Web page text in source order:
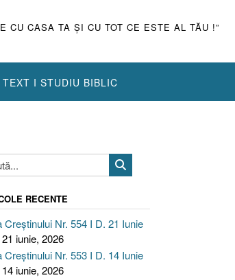
CASA TA ŞI CU TOT CE ESTE AL TĂU !”
TEXT I STUDIU BIBLIC
RECENTE
Creștinului Nr. 554 I D. 21 Iunie
21 iunie, 2026
Creștinului Nr. 553 I D. 14 Iunie
14 iunie, 2026